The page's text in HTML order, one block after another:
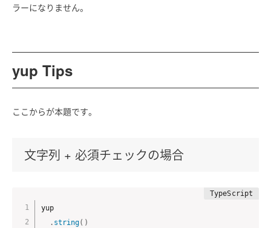
ラーになりません。
yup Tips
ここからが本題です。
文字列 + 必須チェックの場合
yup
. string( )